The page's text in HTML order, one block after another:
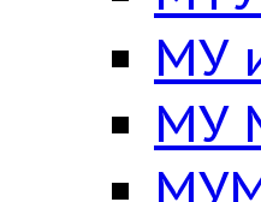
МУ
МУ